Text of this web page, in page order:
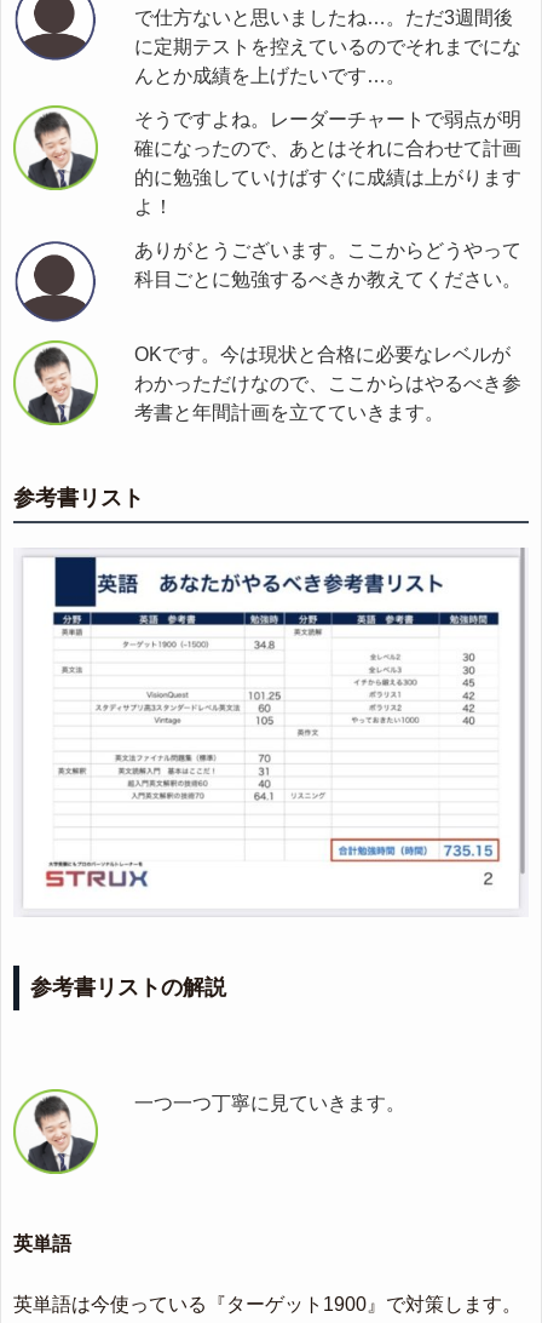
で仕方ないと思いましたね…。ただ3週間後
に定期テストを控えているのでそれまでにな
んとか成績を上げたいです…。
そうですよね。レーダーチャートで弱点が明
確になったので、あとはそれに合わせて計画
的に勉強していけばすぐに成績は上がります
よ！
ありがとうございます。ここからどうやって
科目ごとに勉強するべきか教えてください。
OKです。今は現状と合格に必要なレベルが
わかっただけなので、ここからはやるべき参
考書と年間計画を立てていきます。
参考書リスト
参考書リストの解説
一つ一つ丁寧に見ていきます。
英単語
英単語は今使っている『ターゲット1900』で対策します。